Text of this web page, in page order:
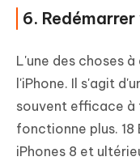
6.
L'une des choses
l'iPhone. Il s'agit
souvent efficace à
fonctionne plus.
iPhones 8 et